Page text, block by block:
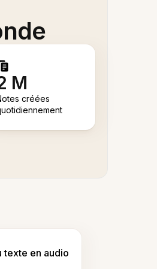
M
créées
texte en audio